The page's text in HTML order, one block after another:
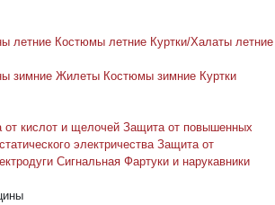
летние Костюмы летние Куртки/Халаты летние
зимние Жилеты Костюмы зимние Куртки
от кислот и щелочей Защита от повышенных
электричества Защита от
Сигнальная Фартуки и нарукавники